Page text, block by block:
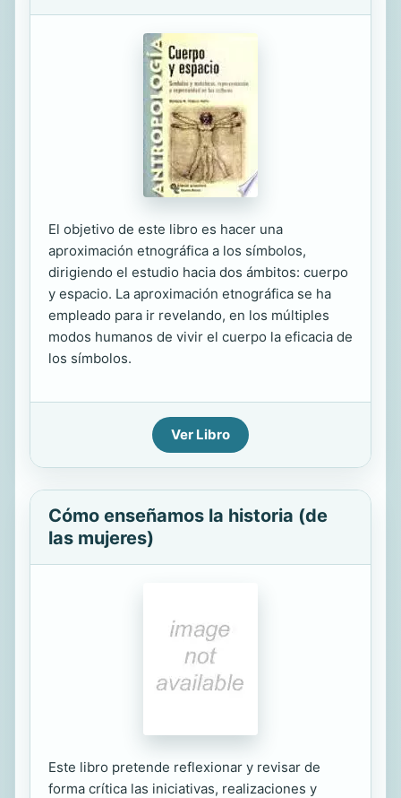
El objetivo de este libro es hacer una
aproximación etnográfica a los símbolos,
dirigiendo el estudio hacia dos ámbitos: cuerpo
y espacio. La aproximación etnográfica se ha
empleado para ir revelando, en los múltiples
modos humanos de vivir el cuerpo la eficacia de
los símbolos.
Ver Libro
Cómo enseñamos la historia (de
las mujeres)
Este libro pretende reflexionar y revisar de
forma crítica las iniciativas, realizaciones y